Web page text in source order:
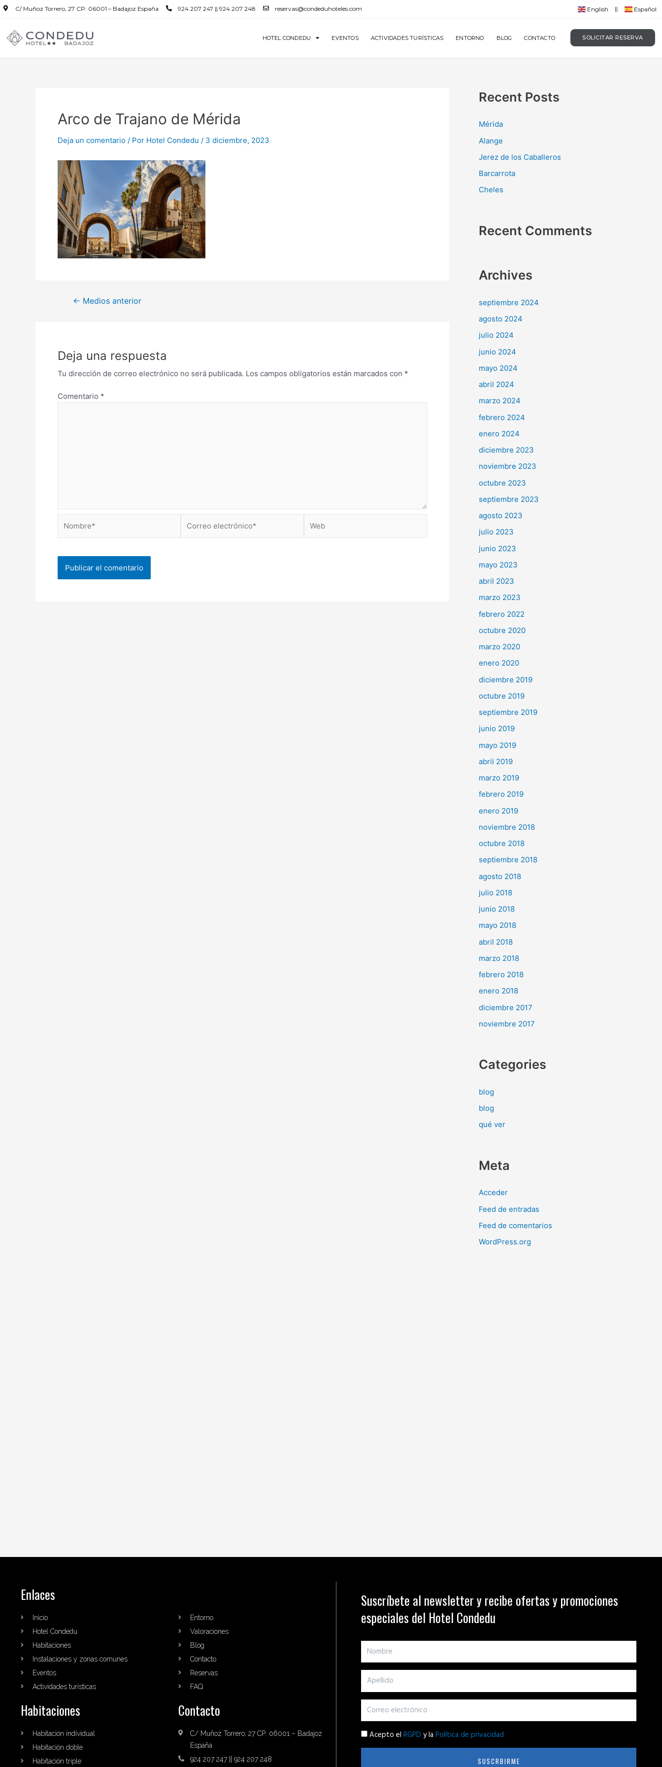
C/ Muñoz Torrero, 27 CP: 06001 – Badajoz España 924 207 247 || 924 207 248 reservas@condeduhoteles.com English Español
HOTEL CONDEDU EVENTOS ACTIVIDADES TURÍSTICAS ENTORNO BLOG CONTACTO SOLICITAR RESERVA
Arco de Trajano de Mérida
Deja un comentario / Por Hotel Condedu / 3 diciembre, 2023
← Medios anterior
Deja una respuesta
Tu dirección de correo electrónico no será publicada. Los campos obligatorios están marcados con *
Comentario *
Recent Posts
Mérida
Alange
Jerez de los Caballeros
Barcarrota
Cheles
Recent Comments
Archives
septiembre 2024
agosto 2024
julio 2024
junio 2024
mayo 2024
abril 2024
marzo 2024
febrero 2024
enero 2024
diciembre 2023
noviembre 2023
octubre 2023
septiembre 2023
agosto 2023
julio 2023
junio 2023
mayo 2023
abril 2023
marzo 2023
febrero 2022
octubre 2020
marzo 2020
enero 2020
diciembre 2019
octubre 2019
septiembre 2019
junio 2019
mayo 2019
abril 2019
marzo 2019
febrero 2019
enero 2019
noviembre 2018
octubre 2018
septiembre 2018
agosto 2018
julio 2018
junio 2018
mayo 2018
abril 2018
marzo 2018
febrero 2018
enero 2018
diciembre 2017
noviembre 2017
Categories
blog
blog
qué ver
Meta
Acceder
Feed de entradas
Feed de comentarios
WordPress.org
Enlaces
Inicio
Hotel Condedu
Habitaciones
Instalaciones y zonas comunes
Eventos
Actividades turísticas
Entorno
Valoraciones
Blog
Contacto
Reservas
FAQ
Habitaciones
Habitación individual
Habitación doble
Habitación triple
Contacto
C/ Muñoz Torrero, 27 CP: 06001 – Badajoz
España
924 207 247 || 924 207 248
Suscríbete al newsletter y recibe ofertas y promociones
especiales del Hotel Condedu
Acepto el RGPD y la Política de privacidad
SUSCRBIRME